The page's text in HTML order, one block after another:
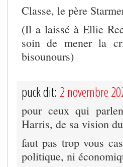
Classe, le père
(Il a laissé à Ellie
soin de mener la
bisounours)
puck dit: 2 novembre
pour ceux qui
Harris, de sa vision
faut pas trop vous
politique, ni